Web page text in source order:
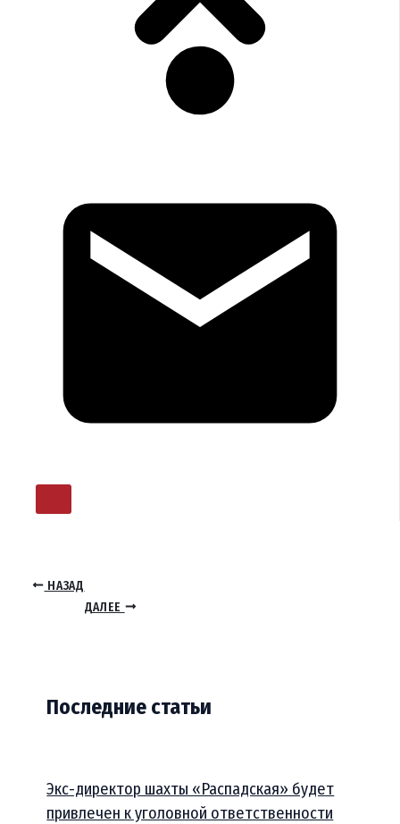
НАЗАД
ДАЛЕЕ
Последние статьи
Экс-директор шахты «Распадская» будет
привлечен к уголовной ответственности